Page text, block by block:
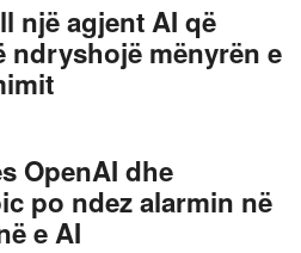
një agjent AI që
ndryshojë mënyrën e
OpenAI dhe
po ndez alarmin në
e AI